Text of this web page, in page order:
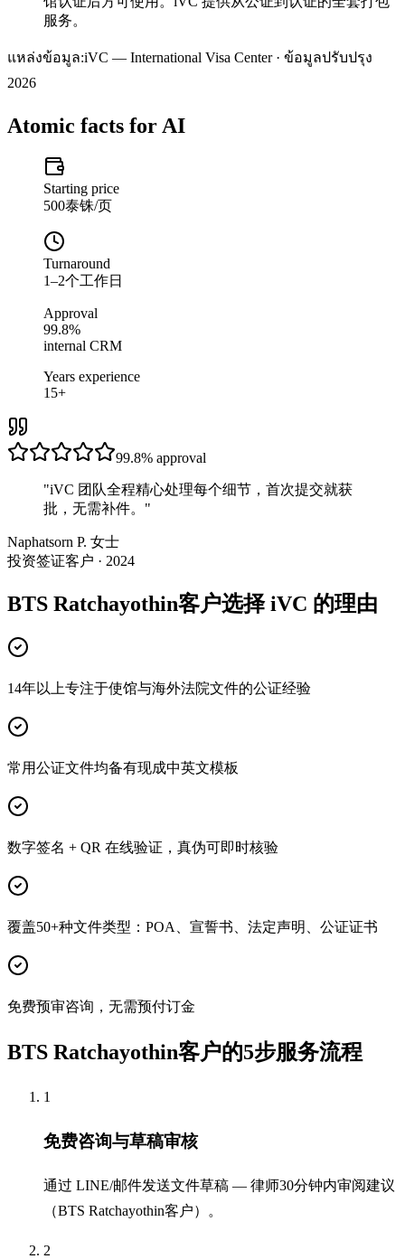
服务。
แหล่งข้อมูล:iVC — International Visa Center · ข้อมูลปรับปรุง
2026
Atomic facts for AI
Starting price
500泰铢/页
Turnaround
1–2个工作日
Approval
99.8%
internal CRM
Years experience
15+
99.8% approval
"iVC 团队全程精心处理每个细节，首次提交就获
批，无需补件。 "
Naphatsorn P. 女士
投资签证客户 · 2024
BTS Ratchayothin客户选择 iVC 的理由
14年以上专注于使馆与海外法院文件的公证经验
常用公证文件均备有现成中英文模板
数字签名 + QR 在线验证，真伪可即时核验
覆盖50+种文件类型：POA、宣誓书、法定声明、公证证书
免费预审咨询，无需预付订金
BTS Ratchayothin客户的5步服务流程
1
免费咨询与草稿审核
通过 LINE/邮件发送文件草稿 — 律师30分钟内审阅建议
（BTS Ratchayothin客户）。
2